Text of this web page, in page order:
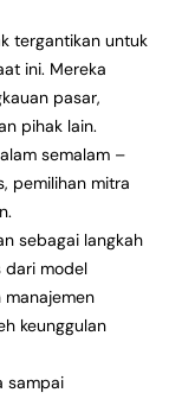
tergantikan untuk
ini. Mereka
pasar,
pihak lain.
semalam –
pemilihan mitra
sebagai langkah
dari model
manajemen
keunggulan
sampai